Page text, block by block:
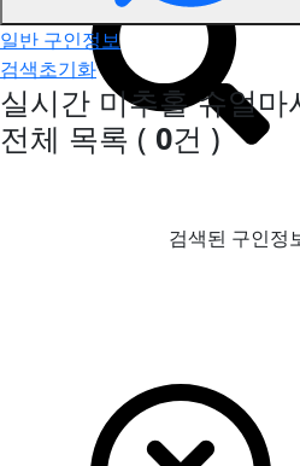
일반 구인정보
검색초기화
실시간 미추홀 슈얼마
전체 목록 ( 0건 )
검색된 구인정